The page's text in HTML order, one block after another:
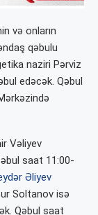
və onların
qəbulu
naziri Pərviz
edəcək. Qəbul
Vəliyev
saat 11:00-
Əliyev
Soltanov isə
Qəbul saat